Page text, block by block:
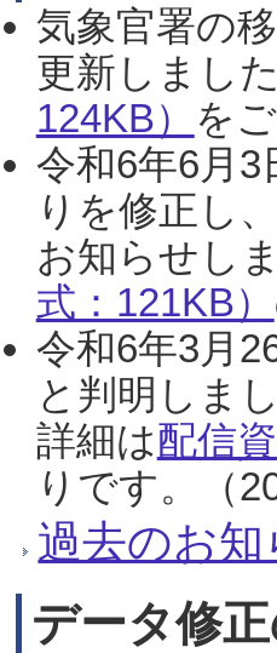
気象官署の
更新しまし
124KB） を
令和6年6月
りを修正し
お知らせし
式：121KB）
令和6年3月
と判明しま
詳細は配信
りです。（
過去のお知
データ修